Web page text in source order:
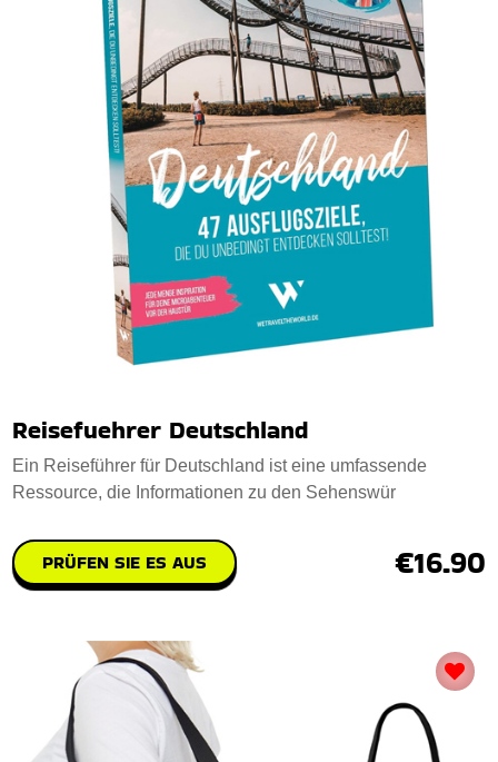
Reisefuehrer Deutschland
Ein Reiseführer für Deutschland ist eine umfassende
Ressource, die Informationen zu den Sehenswür
PRÜFEN SIE ES AUS €16.90